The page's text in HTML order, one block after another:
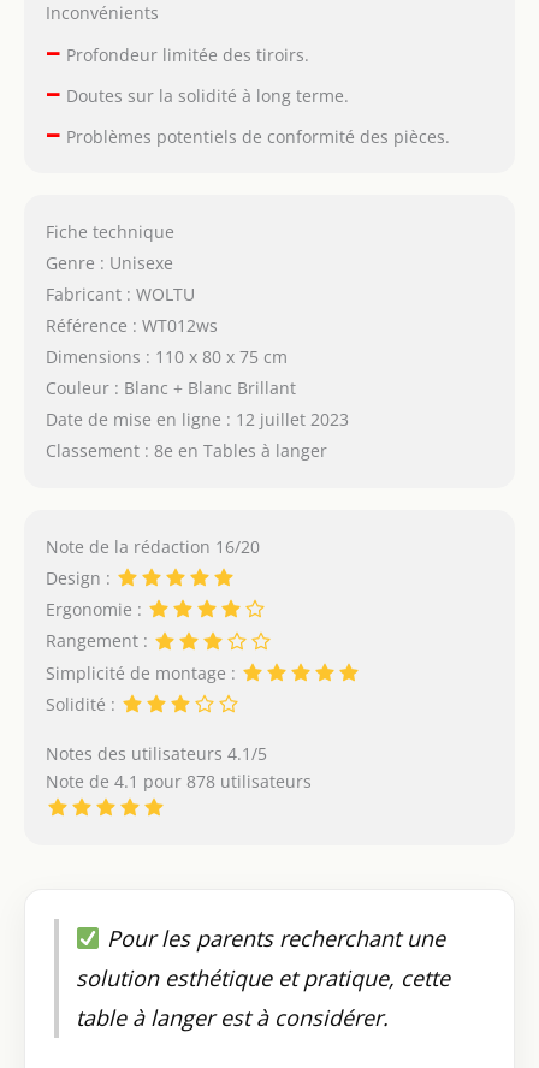
Inconvénients
– Profondeur limitée des tiroirs.
– Doutes sur la solidité à long terme.
– Problèmes potentiels de conformité des pièces.
Fiche technique
Genre : Unisexe
Fabricant : WOLTU
Référence : WT012ws
Dimensions : 110 x 80 x 75 cm
Couleur : Blanc + Blanc Brillant
Date de mise en ligne : 12 juillet 2023
Classement : 8e en Tables à langer
Note de la rédaction 16/20
Design :
Ergonomie :
Rangement :
Simplicité de montage :
Solidité :
Notes des utilisateurs 4.1/5
Note de 4.1 pour 878 utilisateurs
Pour les parents recherchant une
solution esthétique et pratique, cette
table à langer est à considérer.